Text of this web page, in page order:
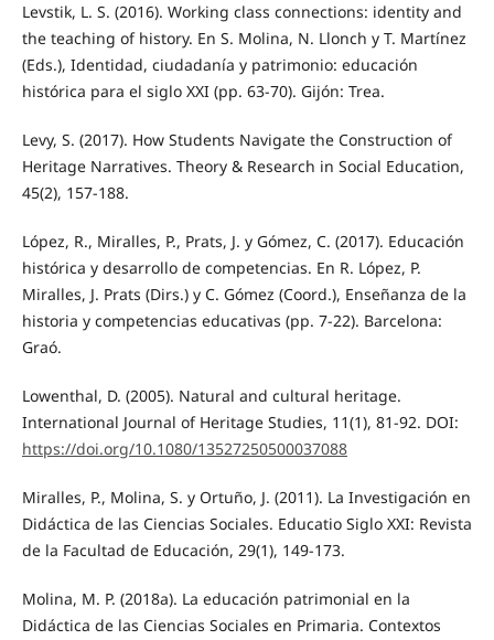
Levstik, L. S. (2016). Working class connections: identity and
the teaching of history. En S. Molina, N. Llonch y T. Martínez
(Eds.), Identidad, ciudadanía y patrimonio: educación
histórica para el siglo XXI (pp. 63-70). Gijón: Trea.
Levy, S. (2017). How Students Navigate the Construction of
Heritage Narratives. Theory & Research in Social Education,
45(2), 157-188.
López, R., Miralles, P., Prats, J. y Gómez, C. (2017). Educación
histórica y desarrollo de competencias. En R. López, P.
Miralles, J. Prats (Dirs.) y C. Gómez (Coord.), Enseñanza de la
historia y competencias educativas (pp. 7-22). Barcelona:
Graó.
Lowenthal, D. (2005). Natural and cultural heritage.
International Journal of Heritage Studies, 11(1), 81-92. DOI:
https://doi.org/10.1080/13527250500037088
Miralles, P., Molina, S. y Ortuño, J. (2011). La Investigación en
Didáctica de las Ciencias Sociales. Educatio Siglo XXI: Revista
de la Facultad de Educación, 29(1), 149-173.
Molina, M. P. (2018a). La educación patrimonial en la
Didáctica de las Ciencias Sociales en Primaria. Contextos